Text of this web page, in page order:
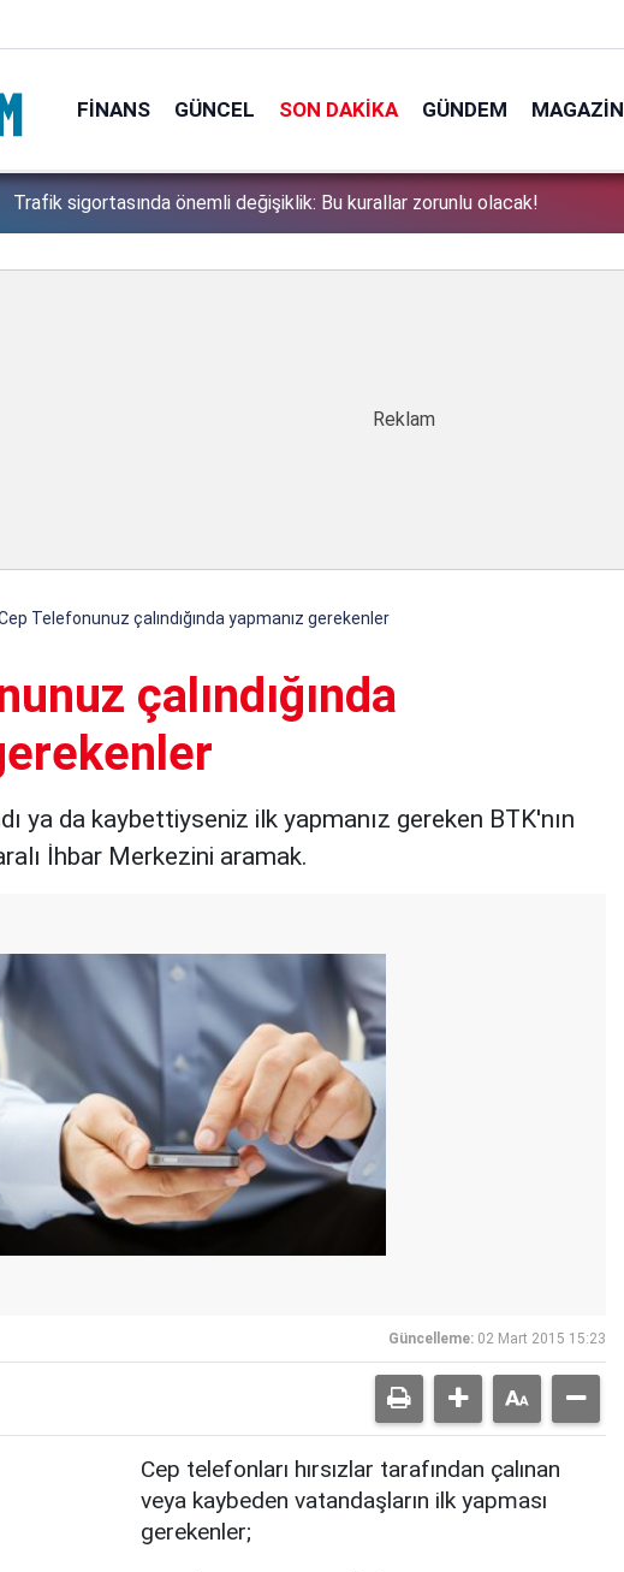
FINANS GÜNCEL SON DAKIKA GÜNDEM MAGAZIN
Trafik sigortasında önemli değişiklik: Bu kurallar zorunlu olacak!
Telefonunuz çalındığında yapmanız gerekenler
çalındığında
ya da kaybettiyseniz ilk yapmanız gereken BTK'nın
İhbar Merkezini aramak.
Güncelleme: 02 Mart 2015 15:23
Cep telefonları hırsızlar tarafından çalınan
veya kaybeden vatandaşların ilk yapması
gerekenler;